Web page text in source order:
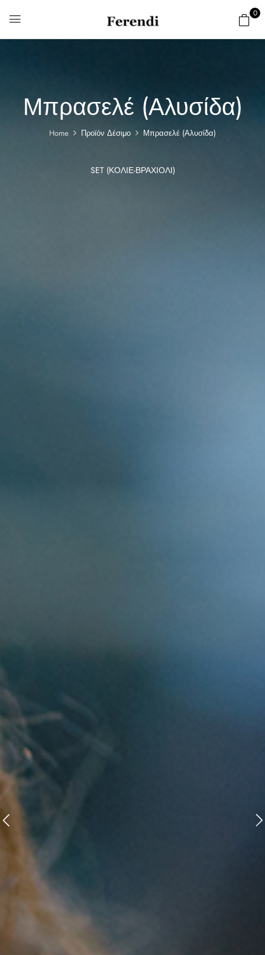
0
Μπρασελέ (Αλυσίδα)
Home Προϊόν Δέσιμο Μπρασελέ (Αλυσίδα)
SET (ΚΟΛΙΈ-ΒΡΑΧΙΌΛΙ)